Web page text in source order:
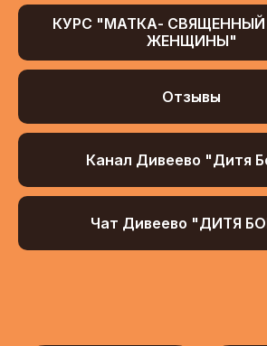
КУРС "МАТКА-
ЖЕНЩИНЫ"
Отзывы
Канал Дивеево "Дитя
Чат Дивеево "ДИТЯ